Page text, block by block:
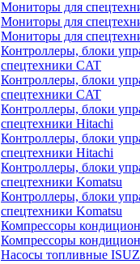
Мониторы для
Мониторы для
Мониторы для
Контроллеры, блоки
спецтехники CAT
Контроллеры, блоки
спецтехники CAT
Контроллеры, блоки
спецтехники Hitachi
Контроллеры, блоки
спецтехники Hitachi
Контроллеры, блоки
спецтехники Komatsu
Контроллеры, блоки
спецтехники Komatsu
Компрессоры
Компрессоры
Насосы топливные